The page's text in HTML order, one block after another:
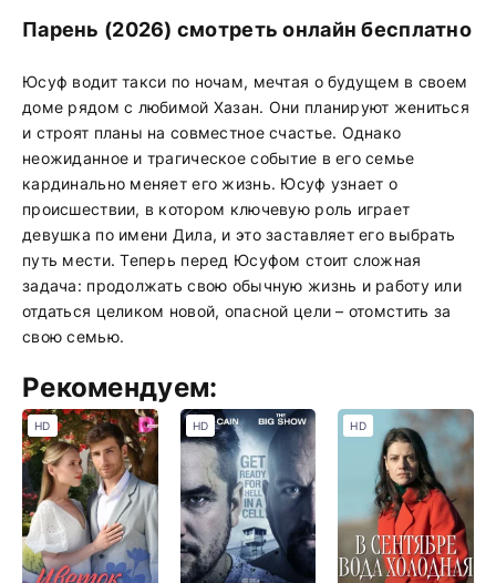
Парень (2026) смотреть онлайн бесплатно
Юсуф водит такси по ночам, мечтая о будущем в своем
доме рядом с любимой Хазан. Они планируют жениться
и строят планы на совместное счастье. Однако
неожиданное и трагическое событие в его семье
кардинально меняет его жизнь. Юсуф узнает о
происшествии, в котором ключевую роль играет
девушка по имени Дила, и это заставляет его выбрать
путь мести. Теперь перед Юсуфом стоит сложная
задача: продолжать свою обычную жизнь и работу или
отдаться целиком новой, опасной цели – отомстить за
свою семью.
Рекомендуем:
HD HD HD